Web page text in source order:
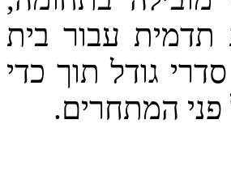
תדמית עבור בית
גודל תוך כדי
פני המתחרים.